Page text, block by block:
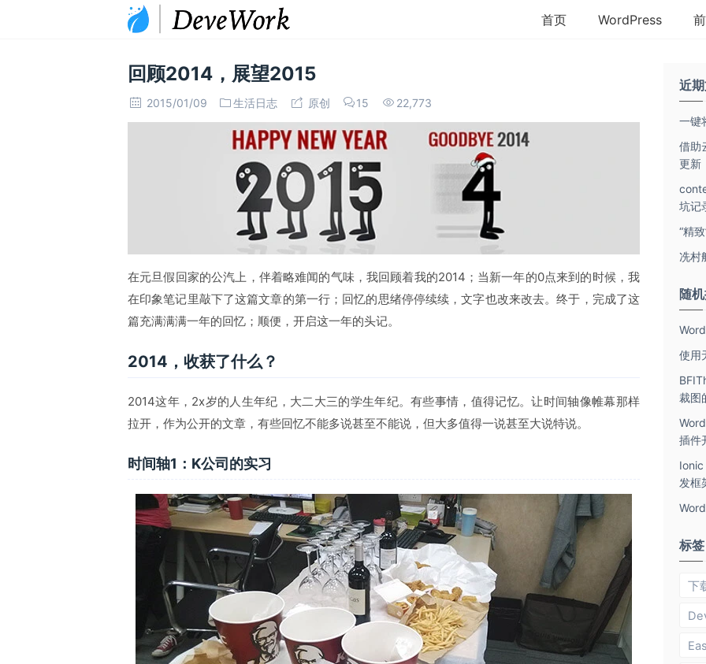
首页 WordPress
回顾2014，展望2015
2015/01/09 生活日志 原创 15 22,773
在元旦假回家的公汽上，伴着略难闻的气味，我回顾着我的2014；当新一年的0点来到的时候，我
在印象笔记里敲下了这篇文章的第一行；回忆的思绪停停续续，文字也改来改去。终于，完成了这
篇充满满满一年的回忆；顺便，开启这一年的头记。
2014，收获了什么？
2014这年，2x岁的人生年纪，大二大三的学生年纪。有些事情，值得记忆。让时间轴像帷幕那样
拉开，作为公开的文章，有些回忆不能多说甚至不能说，但大多值得一说甚至大说特说。
时间轴1：K公司的实习
近
一键
借助
更新
坑记
“精
冼村
随
使用
裁图
插件
发框
标签
下